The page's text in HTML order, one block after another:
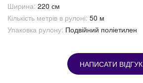
Ширина: 220 см
Кількість метрів в рулоні: 50 м
Упаковка рулону: Подвійний поліетилен
НАПИСАТИ ВІДГУК